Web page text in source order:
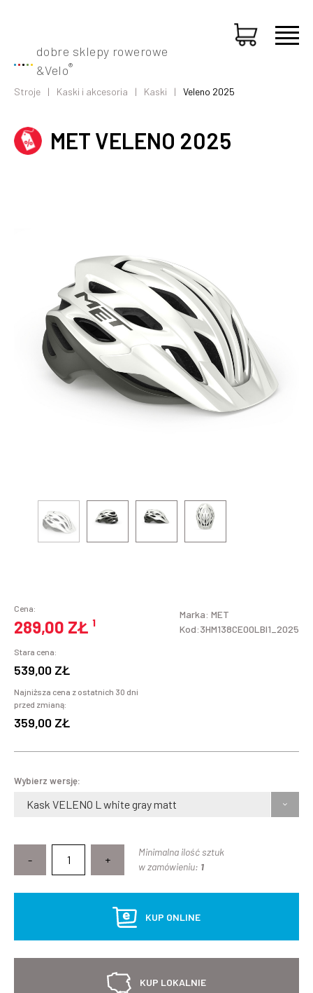
dobre sklepy rowerowe
&Velo®
Stroje Kaski i akcesoria Kaski Veleno 2025
MET VELENO 2025
Cena:
289,00 ZŁ ¹
Stara cena:
539,00 ZŁ
Najniższa cena z ostatnich 30 dni
przed zmianą:
359,00 ZŁ
Marka: MET
Kod:3HM138CE00LBI1_2025
Wybierz wersję:
Kask VELENO L white gray matt
- +
Minimalna ilość sztuk
w zamówieniu: 1
KUP ONLINE
KUP LOKALNIE